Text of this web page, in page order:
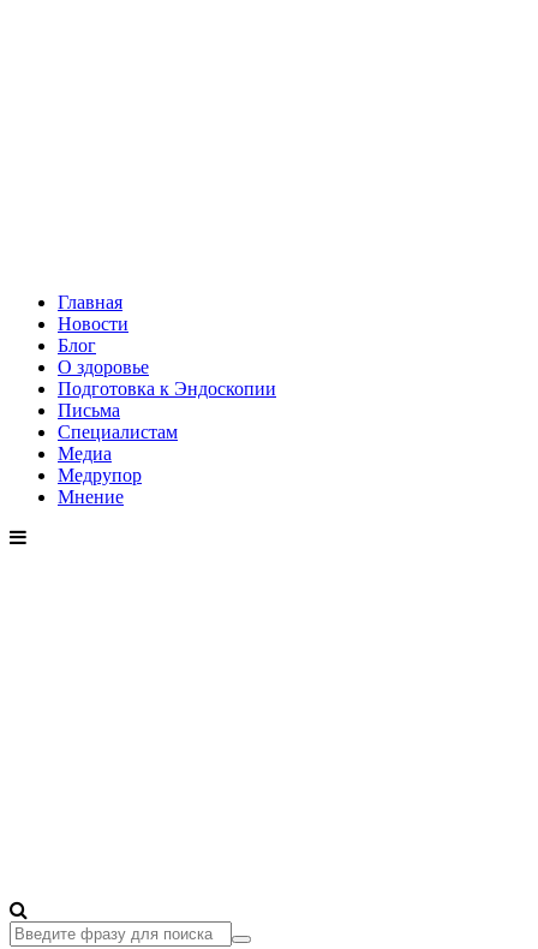
Главная
Новости
Блог
О здоровье
Подготовка к Эндоскопии
Письма
Специалистам
Медиа
Медрупор
Мнение